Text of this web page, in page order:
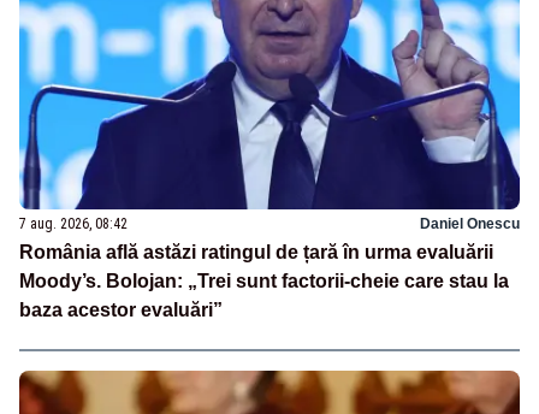
7 aug. 2026, 08:42 Daniel Onescu
România află astăzi ratingul de țară în urma evaluării
Moody’s. Bolojan: „Trei sunt factorii-cheie care stau la
baza acestor evaluări”